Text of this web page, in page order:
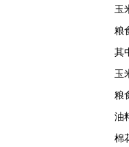
玉
粮
其
玉
油
棉